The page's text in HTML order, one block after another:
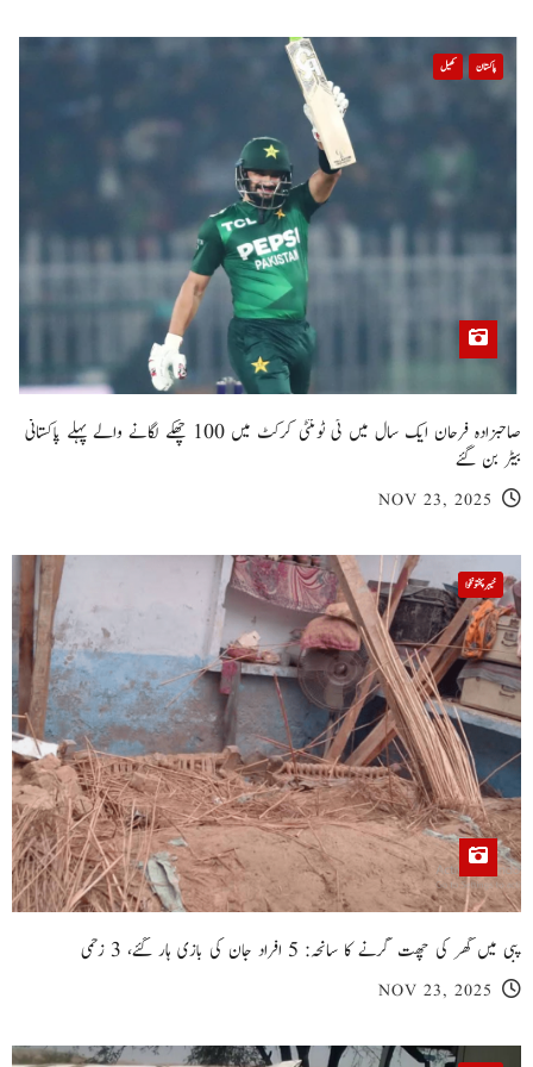
پاکستان کھیل
صاحبزادہ فرحان ایک سال میں ٹی ٹوئنٹی کرکٹ میں 100 چھکے لگانے والے پہلے پاکستانی
بیٹر بن گئے
NOV 23, 2025
خیبر پختونخوا
پبی میں گھر کی چھت گرنے کا سانحہ: 5 افراد جان کی بازی ہار گئے، 3 زخمی
NOV 23, 2025